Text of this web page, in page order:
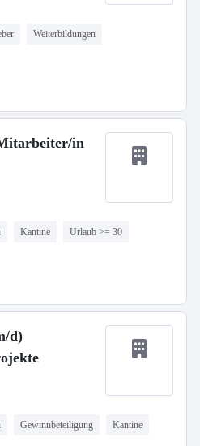
Weiterbildungen
in
Kantine Urlaub >= 30
d)
Gewinnbeteiligung Kantine